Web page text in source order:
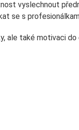
vyslechnout
se s
ale také motivaci